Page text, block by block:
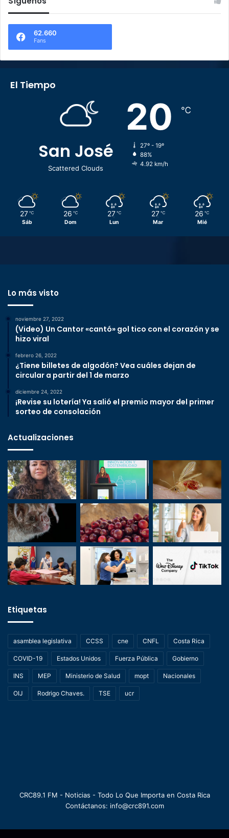
62.660
Fans
El Tiempo
San José
Scattered Clouds
20 ℃
27º - 19º
88%
4.92 km/h
27 ℃
Sáb
26 ℃
Dom
27 ℃
Lun
27 ℃
Mar
26 ℃
Mié
Lo más visto
noviembre 27, 2022
(Video) Un Cantor «cantó» gol tico con el corazón y se
hizo viral
febrero 26, 2022
¿Tiene billetes de algodón? Vea cuáles dejan de
circular a partir del 1 de marzo
diciembre 24, 2022
¡Revise su lotería! Ya salió el premio mayor del primer
sorteo de consolación
Actualizaciones
Etiquetas
asamblea legislativa CCSS cne CNFL Costa Rica
COVID-19 Estados Unidos Fuerza Pública Gobierno
INS MEP Ministerio de Salud mopt Nacionales
OIJ Rodrigo Chaves. TSE ucr
CRC89.1 FM - Noticias - Todo Lo Que Importa en Costa Rica
Contáctanos: info@crc891.com